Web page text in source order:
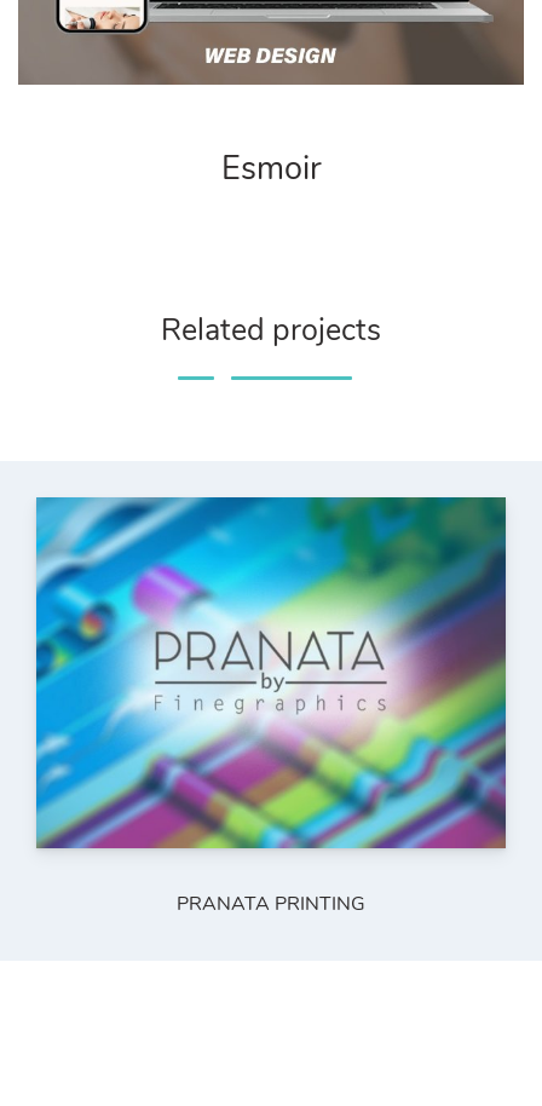
Esmoir
Related projects
PRANATA PRINTING